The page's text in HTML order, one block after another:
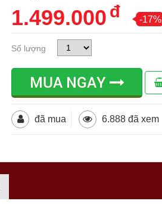
1.499.000 đ -17%
Số lượng
MUA NGAY
đã mua 6.888 đã xem